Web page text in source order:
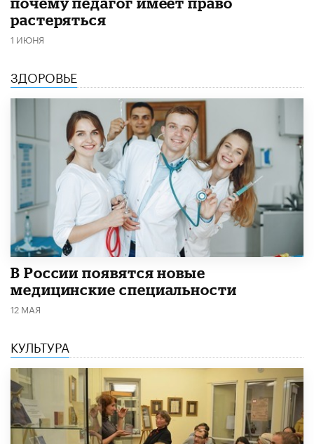
растеряться
1 ИЮНЯ
ЗДОРОВЬЕ
В России появятся новые
медицинские специальности
12 МАЯ
КУЛЬТУРА